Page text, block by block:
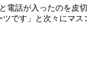
電話が入ったのを皮
です」と次々にマス